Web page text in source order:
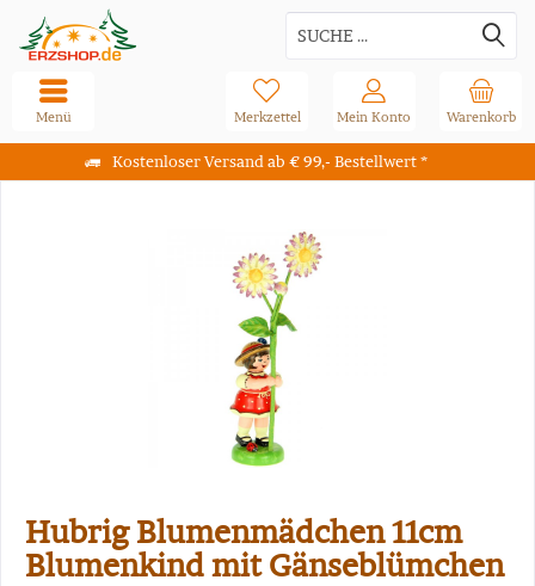
Kostenloser Versand ab € 99,- Bestellwert *
Warenkorb
Merkzettel Mein Konto
Menü
Hubrig Blumenmädchen 11cm
Blumenkind mit Gänseblümchen